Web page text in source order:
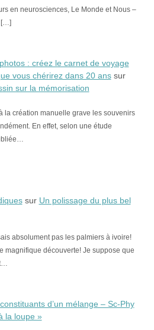
en neurosciences, Le Monde et Nous –
[…]
: créez le carnet de voyage
vous chérirez dans 20 anssur
sur la mémorisation
la création manuelle grave les souvenirs
En effet, selon une étude
sur Un polissage du plus bel
absolument pas les palmiers à ivoire!
magnifique découverte! Je suppose que
d’un mélange – Sc-Phy
la loupe »